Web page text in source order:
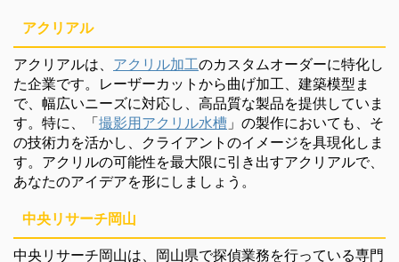
アクリアル
アクリアルは、 アクリル加工のカスタムオーダーに特化し
た企業です。レーザーカットから曲げ加工、建築模型ま
で、幅広いニーズに対応し、高品質な製品を提供していま
す。特に、「撮影用アクリル水槽 」の製作においても、そ
の技術力を活かし、クライアントのイメージを具現化しま
す。アクリルの可能性を最大限に引き出すアクリアルで、
あなたのアイデアを形にしましょう。
中央リサーチ岡山
中央リサーチ岡山は、岡山県で探偵業務を行っている専門